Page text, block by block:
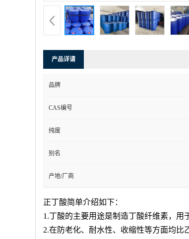
产品详请
品牌
CAS编号
纯度
别名
产地/厂商
正丁酸简单介绍如下：
1.丁酸的主要用途是制造丁酸纤维素，用
2.在防老化、耐水性、收缩性等方面均比